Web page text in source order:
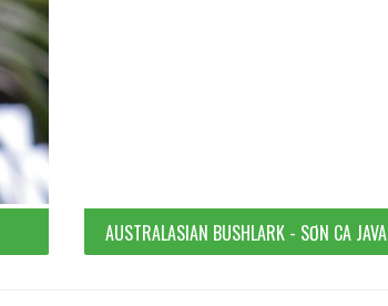
AUSTRALASIAN BUSHLARK - SƠN CA JAVA